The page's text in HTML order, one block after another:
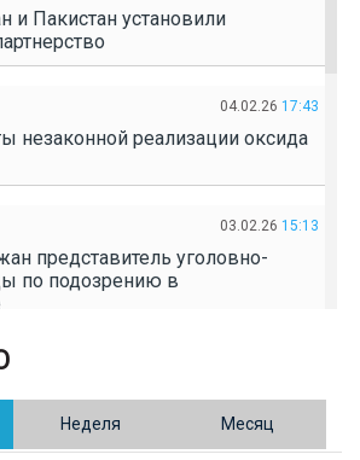
и Пакистан установили
04.02.26 17:43
незаконной реализации оксида
03.02.26 15:13
представитель уголовно-
по подозрению в
незаконное выращивание
Неделя Месяц